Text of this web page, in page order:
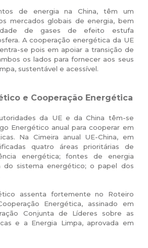
de energia na China, têm um
mercados globais de energia, bem
de gases de efeito estufa
A cooperação energética da UE
se pois em apoiar a transição de
os lados para fornecer aos seus
sustentável e acessível.
e Cooperação Energética
da UE e da China têm-se
Energético anual para cooperar em
Na Cimeira anual UE-China, em
quatro áreas prioritárias de
energética; fontes de energia
do sistema energético; o papel dos
assenta fortemente no Roteiro
Energética, assinado em
Conjunta de Líderes sobre as
e a Energia Limpa, aprovada em